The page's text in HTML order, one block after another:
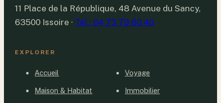
11 Place de la République, 48 Avenue du Sancy,
63500 Issoire · Tél : 04 73 79 60 40
EXPLORER
Accueil Voyage
Maison & Habitat Immobilier